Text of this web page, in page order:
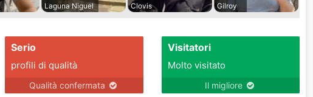
Laguna Niguel
Clovis
Gilroy
Serio
profili di qualità
Qualità confermata
Visitatori
Molto visitato
Il migliore